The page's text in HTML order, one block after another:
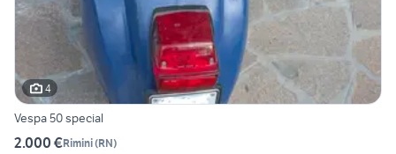
4
Vespa 50 special
2.000 €Rimini(RN)